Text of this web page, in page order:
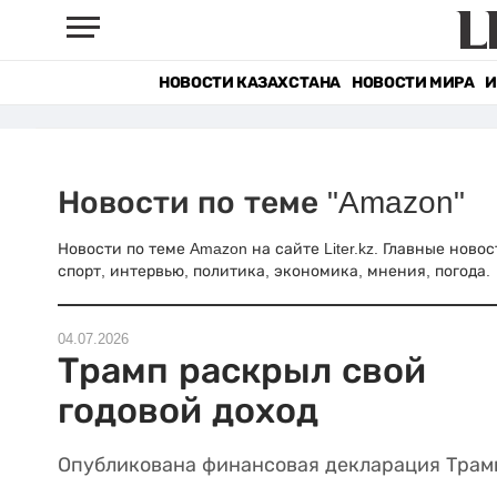
НОВОСТИ КАЗАХСТАНА НОВОСТИ МИРА
Новости по теме "Amazon"
Новости по теме Amazon на сайте Liter.kz. Главные
спорт, интервью, политика, экономика, мнения, погода.
04.07.2026
Трамп раскрыл свой
годовой доход
Опубликована финансовая декларация